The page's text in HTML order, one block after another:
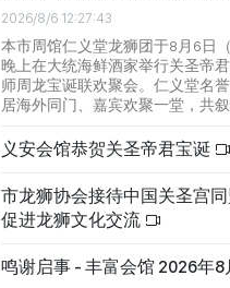
2026/8/6 12:27:43
本市周馆仁义堂龙狮团于8月6日
晚上在大统海鲜酒家举行关圣帝
师周龙宝诞联欢聚会。仁义堂名
居海外同门、嘉宾欢聚一堂，共叙
义安会馆恭贺关圣帝君宝诞
市龙狮协会接待中国关圣宫
促进龙狮文化交流
鸣谢启事 - 丰富会馆 2026年8